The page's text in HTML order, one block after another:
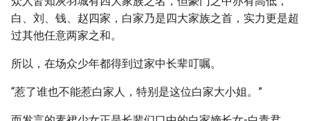
白、刘、钱、赵四家，白家乃是四大家族之首，实力更是超
过其他任意两家之和。
所以，在场众少年都得到过家中长辈叮嘱。
“惹了谁也不能惹白家人，特别是这位白家大小姐。”